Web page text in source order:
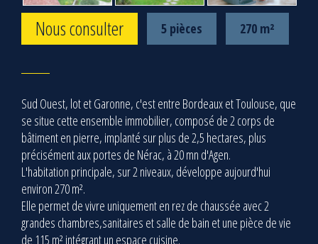
Nous consulter 5 pièces 270 m²
Sud Ouest, lot et Garonne, c'est entre Bordeaux et Toulouse, que
se situe cette ensemble immobilier, composé de 2 corps de
bâtiment en pierre, implanté sur plus de 2,5 hectares, plus
précisément aux portes de Nérac, à 20 mn d'Agen.
L'habitation principale, sur 2 niveaux, développe aujourd'hui
environ 270 m².
Elle permet de vivre uniquement en rez de chaussée avec 2
grandes chambres,sanitaires et salle de bain et une pièce de vie
de 115 m² intégrant un espace cuisine.